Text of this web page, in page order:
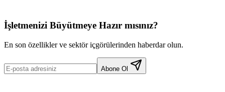
İşletmenizi Büyütmeye Hazır mısınız?
En son özellikler ve sektör içgörülerinden haberdar olun.
Abone Ol